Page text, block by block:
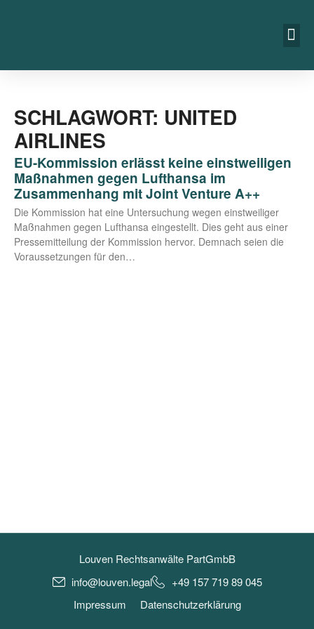
SCHLAGWORT: UNITED
AIRLINES
EU-Kommission erlässt keine einstweiligen
Maßnahmen gegen Lufthansa im
Zusammenhang mit Joint Venture A++
Die Kom­mis­si­on hat eine Unter­su­chung wegen einst­wei­li­ger
Maß­nah­men gegen Luft­han­sa ein­ge­stellt. Dies geht aus einer
Pres­se­mit­tei­lung der Kom­mis­si­on her­vor. Dem­nach sei­en die
Vor­aus­set­zun­gen für den…
Louven Rechtsanwälte PartGmbB
info@louven.legal
+49 157 719 89 045
Impressum
Datenschutzerklärung